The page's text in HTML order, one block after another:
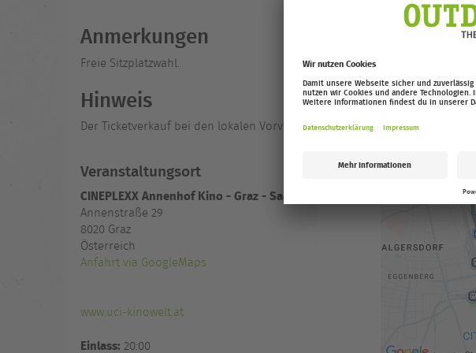
Anmerkungen
Freie Sitzplatzwahl.
Hinweis
Der Ticketverkauf bei den lokalen Vorverkaufspartnern startet ab November.
Veranstaltungsort
CINEPLEXX Annenhof Kino - Graz - Saal 7
Annenstraße 29
8020 Graz
Österreich
Anfahrt via GoogleMaps
www.uci-kinowelt.at
Einlass: 20:00